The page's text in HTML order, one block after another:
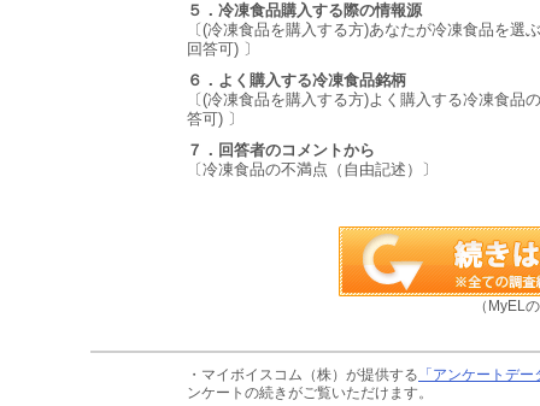
５．冷凍食品購入する際の情報源
〔(冷凍食品を購入する方)あなたが冷凍食品を
回答可) 〕
６．よく購入する冷凍食品銘柄
〔(冷凍食品を購入する方)よく購入する冷凍食
答可) 〕
７．回答者のコメントから
〔冷凍食品の不満点（自由記述）〕
（MyEL
・マイボイスコム（株）が提供する 「アンケートデ
ンケートの続きがご覧いただけます。